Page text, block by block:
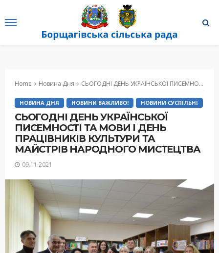
Home Новина Дня СЬОГОДНІ ДЕНЬ УКРАЇНСЬКОЇ ПИСЕМНОСТІ ТА МОВИ І ДЕНЬ ПРАЦІВНИКІВ КУЛЬТУРИ ТА МАЙСТРІВ НАРОДНОГО МИСТЕЦТВА
НОВИНА ДНЯ НОВИНИ ВАЖЛИВО! НОВИНИ СУСПІЛЬНІ
СЬОГОДНІ ДЕНЬ УКРАЇНСЬКОЇ
ПИСЕМНОСТІ ТА МОВИ І ДЕНЬ
ПРАЦІВНИКІВ КУЛЬТУРИ ТА
МАЙСТРІВ НАРОДНОГО МИСТЕЦТВА
09.11.2021